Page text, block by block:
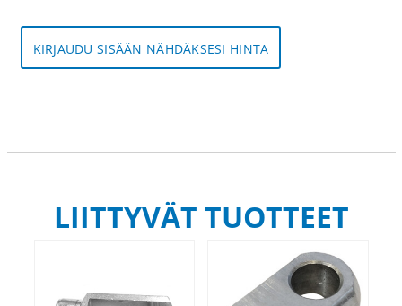
KIRJAUDU SISÄÄN NÄHDÄKSESI HINTA
LIITTYVÄT TUOTTEET